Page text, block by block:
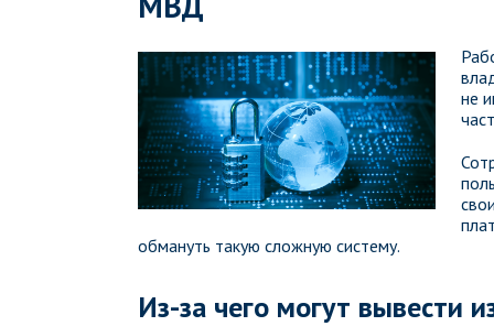
не
обмануть такую сложную систему.
Из-за чего могут вывести